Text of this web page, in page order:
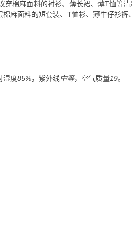
穿棉麻面料的衬衫、薄长裙、薄T恤等清
棉麻面料的短套装、T恤衫、薄牛仔衫
湿度85%，紫外线中等，空气质量19。